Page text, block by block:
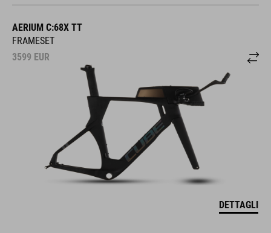
AERIUM C:68X TT
FRAMESET
3599 EUR
DETTAGLI